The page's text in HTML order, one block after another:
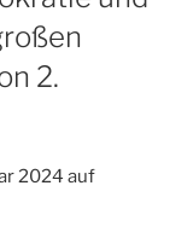
2.
2024 auf